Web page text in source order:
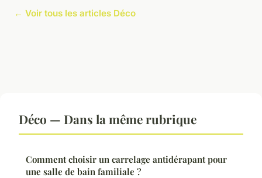
← Voir tous les articles Déco
Déco — Dans la même rubrique
Comment choisir un carrelage antidérapant pour
une salle de bain familiale ?